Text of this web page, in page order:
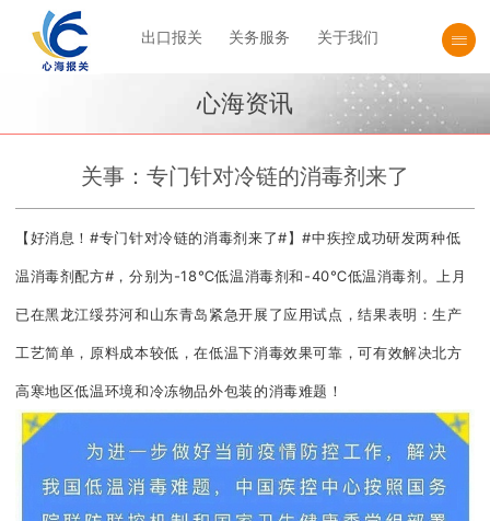
出口报关 关务服务 关于我们
心海资讯
关事：专门针对冷链的消毒剂来了
【好消息！#专门针对冷链的消毒剂来了#】#中疾控成功研发两种低
温消毒剂配方#，分别为-18℃低温消毒剂和-40℃低温消毒剂。上月
已在黑龙江绥芬河和山东青岛紧急开展了应用试点，结果表明：生产
工艺简单，原料成本较低，在低温下消毒效果可靠，可有效解决北方
高寒地区低温环境和冷冻物品外包装的消毒难题！